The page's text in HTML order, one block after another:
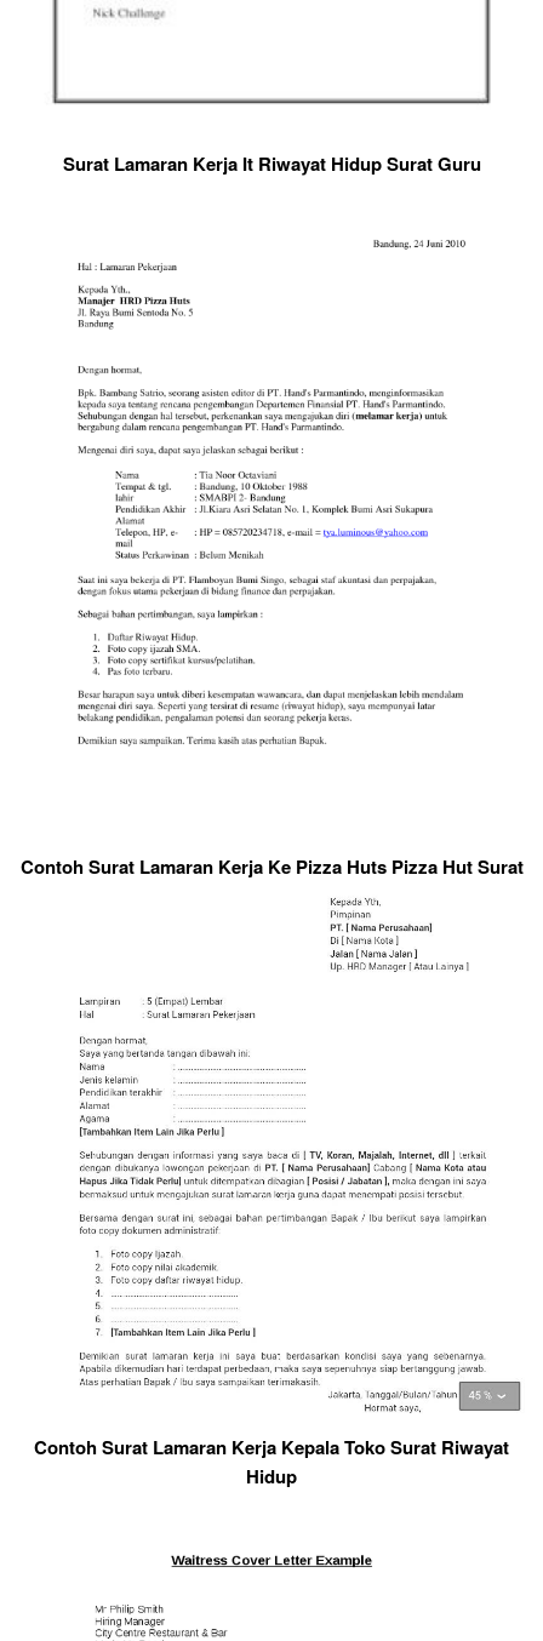
Surat Lamaran Kerja It Riwayat Hidup Surat Guru
Contoh Surat Lamaran Kerja Ke Pizza Huts Pizza Hut Surat
Contoh Surat Lamaran Kerja Kepala Toko Surat Riwayat
Hidup